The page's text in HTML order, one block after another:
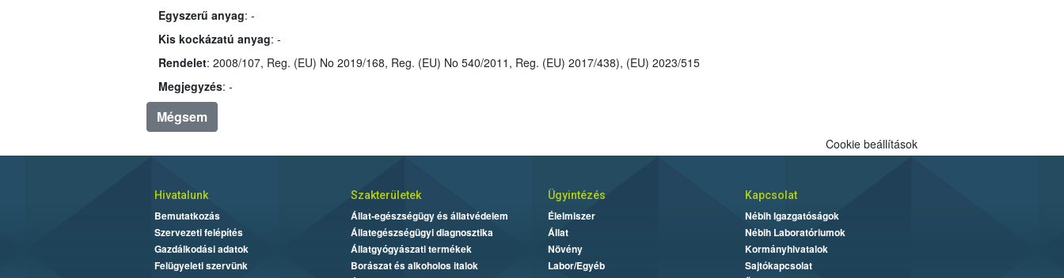
Egyszerű anyag: -
Kis kockázatú anyag: -
Rendelet
: 2008/107, Reg. (EU) No 2019/168, Reg. (EU) No 540/2011, Reg. (EU) 2017/438), (EU) 2023/515
Megjegyzés: -
Mégsem
Cookie beállítások
Hivatalunk
Bemutatkozás
Szervezeti felépítés
Gazdálkodási adatok
Felügyeleti szervünk
Szakterületek
Állat-egészségügy és állatvédelem
Állategészségügyi diagnosztika
Állatgyógyászati termékek
Borászat és alkoholos italok
Ügyintézés
Élelmiszer
Állat
Növény
Labor/Egyéb
Kapcsolat
Nébih Igazgatóságok
Nébih Laboratóriumok
Kormányhivatalok
Sajtókapcsolat